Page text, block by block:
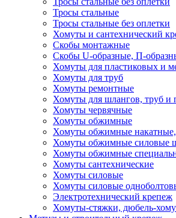
Тросы стальные
Тросы стальные без оплетки
Хомуты и сантехнический
Скобы монтажные
Скобы U-образные, П-
Хомуты для пластиковых и
Хомуты для труб
Хомуты ремонтные
Хомуты для шлангов, труб и
Хомуты червячные
Хомуты обжимные
Хомуты обжимные
Хомуты обжимные силовые
Хомуты обжимные
Хомуты сантехнические
Хомуты силовые
Хомуты силовые
Электротехнический крепеж
Хомуты-стяжки, дюбель-